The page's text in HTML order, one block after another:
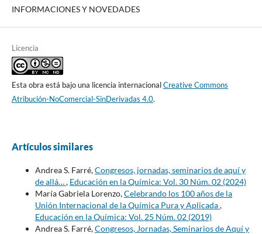
INFORMACIONES Y NOVEDADES
Licencia
Esta obra está bajo una licencia internacionalCreative Commons
Atribución-NoComercial-SinDerivadas 4.0.
Artículos similares
Andrea S. Farré,Congresos, jornadas, seminarios de aquí y
de allá…, Educación en la Química: Vol. 30 Núm. 02 (2024)
María Gabriela Lorenzo,Celebrando los 100 años de la
Unión Internacional de la Química Pura y Aplicada,
Educación en la Química: Vol. 25 Núm. 02 (2019)
Andrea S. Farré,Congresos, Jornadas, Seminarios de Aquí y